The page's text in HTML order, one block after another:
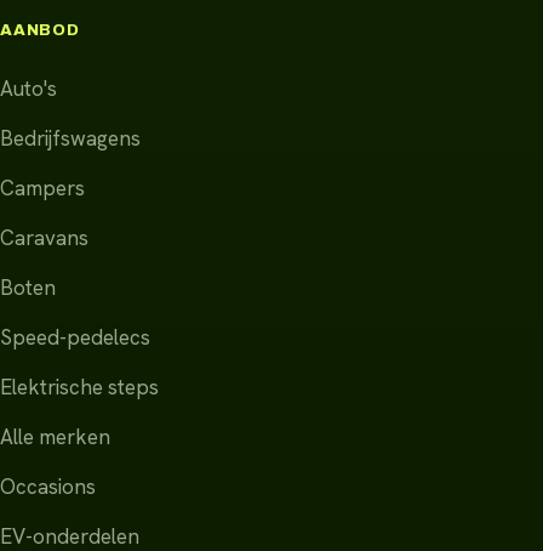
AANBOD
Auto's
Bedrijfswagens
Campers
Caravans
Boten
Speed-pedelecs
Elektrische steps
Alle merken
Occasions
EV-onderdelen